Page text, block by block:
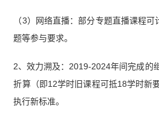
（3）网络直播：部分专题直播课程
题等参与要求。
2、效力溯及：2019-2024年间完成的
折算（即12学时旧课程可抵18学时新
执行新标准。